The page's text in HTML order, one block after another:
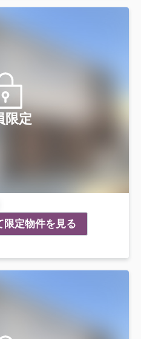
限定
限定物件を見る